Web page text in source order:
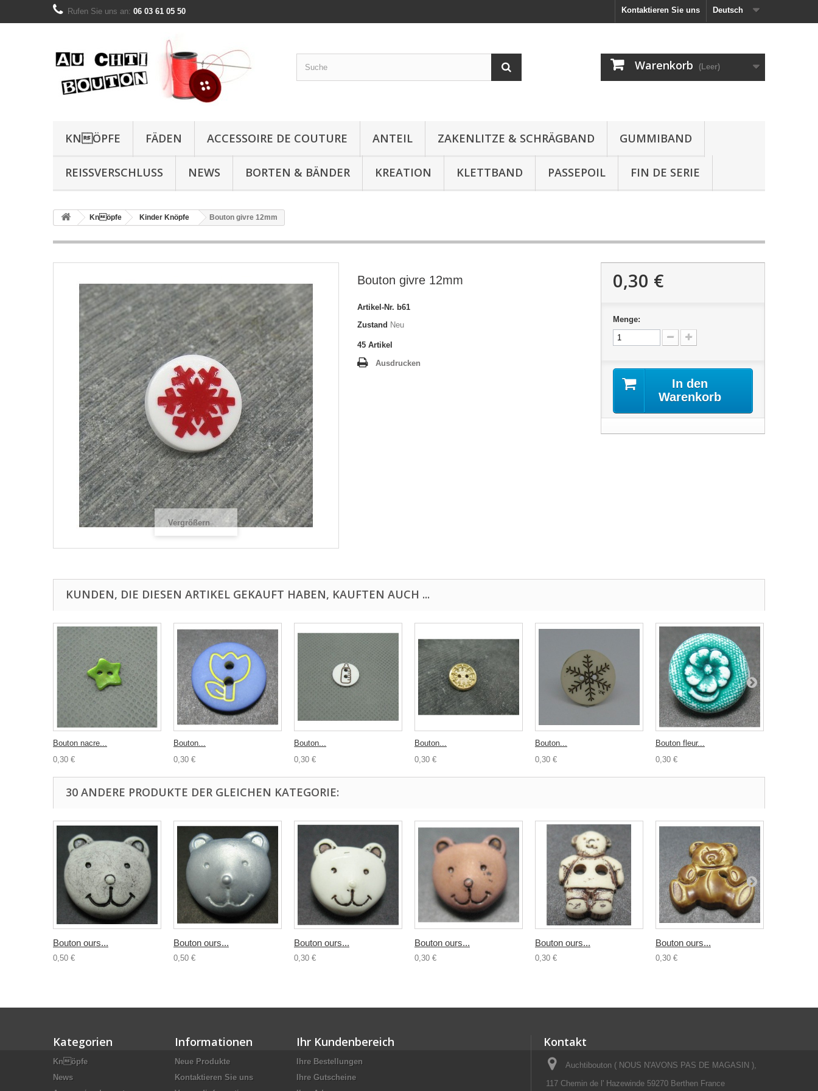
Deutsch
Kontaktieren Sie uns
Rufen Sie uns an: 06 03 61 05 50
Warenkorb (Leer)
KNÖPFE FÄDEN ACCESSOIRE DE COUTURE ANTEIL ZAKENLITZE & SCHRÄGBAND GUMMIBAND
REISSVERSCHLUSS NEWS BORTEN & BÄNDER KREATION KLETTBAND PASSEPOIL FIN DE SERIE
Knöpfe Kinder Knöpfe Bouton givre 12mm
Vergrößern
Bouton givre 12mm
Artikel-Nr. b61
Zustand Neu
45 Artikel
Ausdrucken
0,30 €
Menge:
In den
Warenkorb
KUNDEN, DIE DIESEN ARTIKEL GEKAUFT HABEN, KAUFTEN AUCH ...
Bouton nacre...
0,30 €
Bouton...
0,30 €
Bouton...
0,30 €
Bouton...
0,30 €
Bouton...
0,30 €
Bouton fleur...
0,30 €
30 ANDERE PRODUKTE DER GLEICHEN KATEGORIE:
Bouton ours...
0,50 €
Bouton ours...
0,50 €
Bouton ours...
0,30 €
Bouton ours...
0,30 €
Bouton ours...
0,30 €
Bouton ours...
0,30 €
Kategorien
Knöpfe
News
Informationen
Neue Produkte
Kontaktieren Sie uns
Ihr Kundenbereich
Ihre Bestellungen
Ihre Gutscheine
Kontakt
Auchtibouton ( NOUS N'AVONS PAS DE MAGASIN ),
117 Chemin de l' Hazewinde 59270 Berthen France